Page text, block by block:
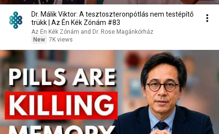
Dr. Málik Viktor: A tesztoszteronpótlás nem testépítő
trükk | Az Én Kék Zónám #83
Az Én Kék Zónám and Dr. Rose Magánkórház
New 7K views